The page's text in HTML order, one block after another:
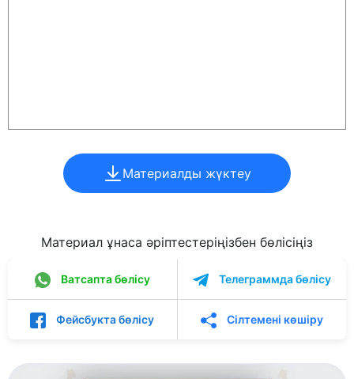
Материалды жүктеу
Материал ұнаса әріптестеріңізбен бөлісіңіз
Ватсапта бөлісу Телеграммда бөлісу
Фейсбукта бөлісу Сілтемені көшіру